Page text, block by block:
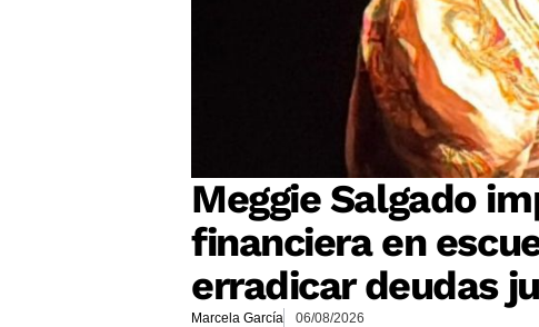
Meggie Salgado
financiera en
erradicar deudas
Marcela García 06/08/2026